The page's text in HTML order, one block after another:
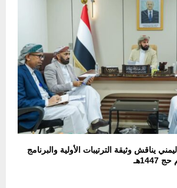
يناقش وثيقة الترتيبات الأولية والبرنامج